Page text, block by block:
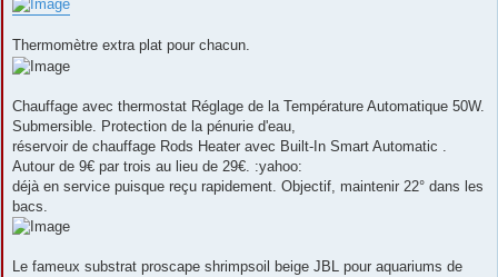
Thermomètre extra plat pour chacun.
Chauffage avec thermostat Réglage de la Température Automatique 50W.
Submersible. Protection de la pénurie d'eau,
réservoir de chauffage Rods Heater avec Built-In Smart Automatic .
Autour de 9€ par trois au lieu de 29€. :yahoo:
déjà en service puisque reçu rapidement. Objectif, maintenir 22° dans les
bacs.
Le fameux substrat proscape shrimpsoil beige JBL pour aquariums de